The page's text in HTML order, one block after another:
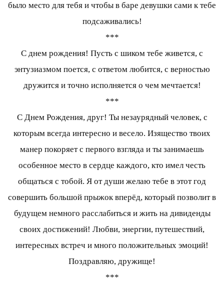
было место для тебя и чтобы в баре девушки сами к тебе
подсаживались!
***
С днем рождения! Пусть с шиком тебе живется, с
энтузиазмом поется, с ответом любится, с верностью
дружится и точно исполняется о чем мечтается!
***
С Днем Рождения, друг! Ты незаурядный человек, с
которым всегда интересно и весело. Изящество твоих
манер покоряет с первого взгляда и ты занимаешь
особенное место в сердце каждого, кто имел честь
общаться с тобой. Я от души желаю тебе в этот год
совершить большой прыжок вперёд, который позволит в
будущем немного расслабиться и жить на дивиденды
своих достижений! Любви, энергии, путешествий,
интересных встреч и много положительных эмоций!
Поздравляю, дружище!
***